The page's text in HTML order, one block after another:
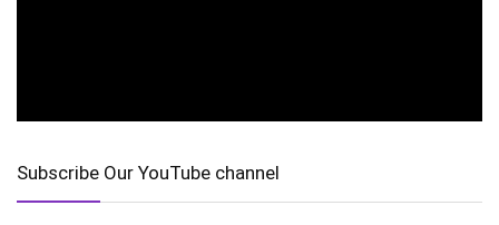
Subscribe Our YouTube channel